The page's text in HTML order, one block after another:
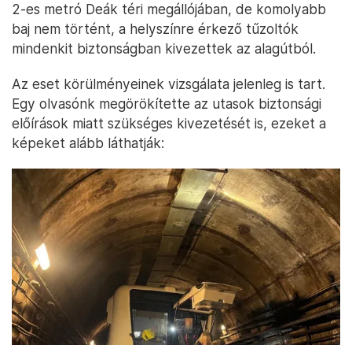
2-es metró Deák téri megállójában, de komolyabb
baj nem történt, a helyszínre érkező tűzoltók
mindenkit biztonságban kivezettek az alagútból.
Az eset körülményeinek vizsgálata jelenleg is tart.
Egy olvasónk megörökítette az utasok biztonsági
előírások miatt szükséges kivezetését is, ezeket a
képeket alább láthatják: